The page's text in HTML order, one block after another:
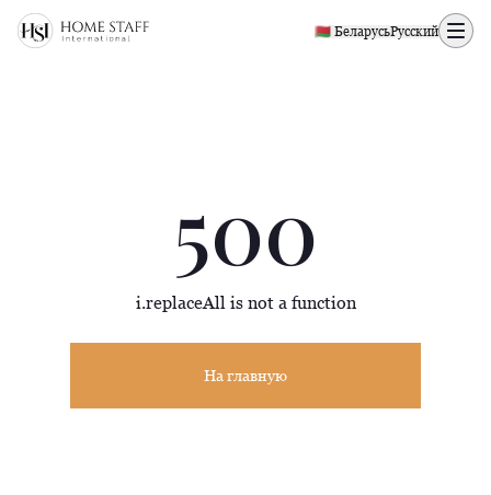
500 page
🇧🇾 БеларусьРусский
500
i.replaceAll is not a function
На главную